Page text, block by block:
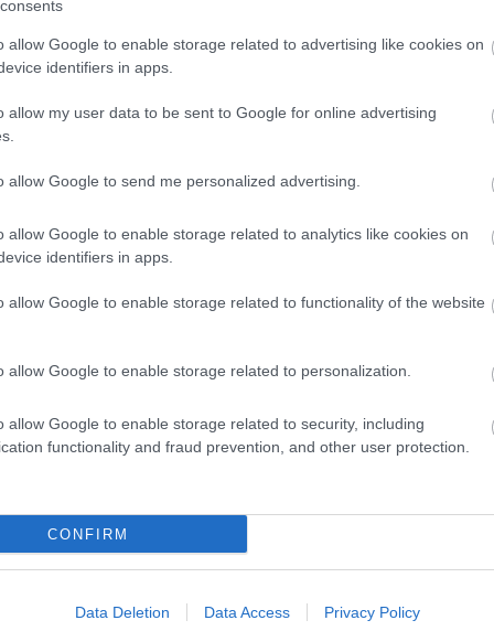
allow Google to enable storage related to advertising like cookies on
identifiers in apps.
allow my user data to be sent to Google for online advertising
allow Google to send me personalized advertising.
allow Google to enable storage related to analytics like cookies on
identifiers in apps.
allow Google to enable storage related to functionality of the website
allow Google to enable storage related to personalization.
allow Google to enable storage related to security, including
functionality and fraud prevention, and other user protection.
CONFIRM
Data Deletion Data Access Privacy Policy
2 h 47 min
From Your
Worms In The Body Die
More